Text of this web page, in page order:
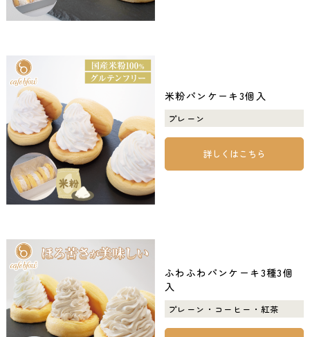
米粉パンケーキ3個入
プレーン
詳しくはこちら
ふわふわパンケーキ3種3個
入
プレーン・コーヒー・紅茶